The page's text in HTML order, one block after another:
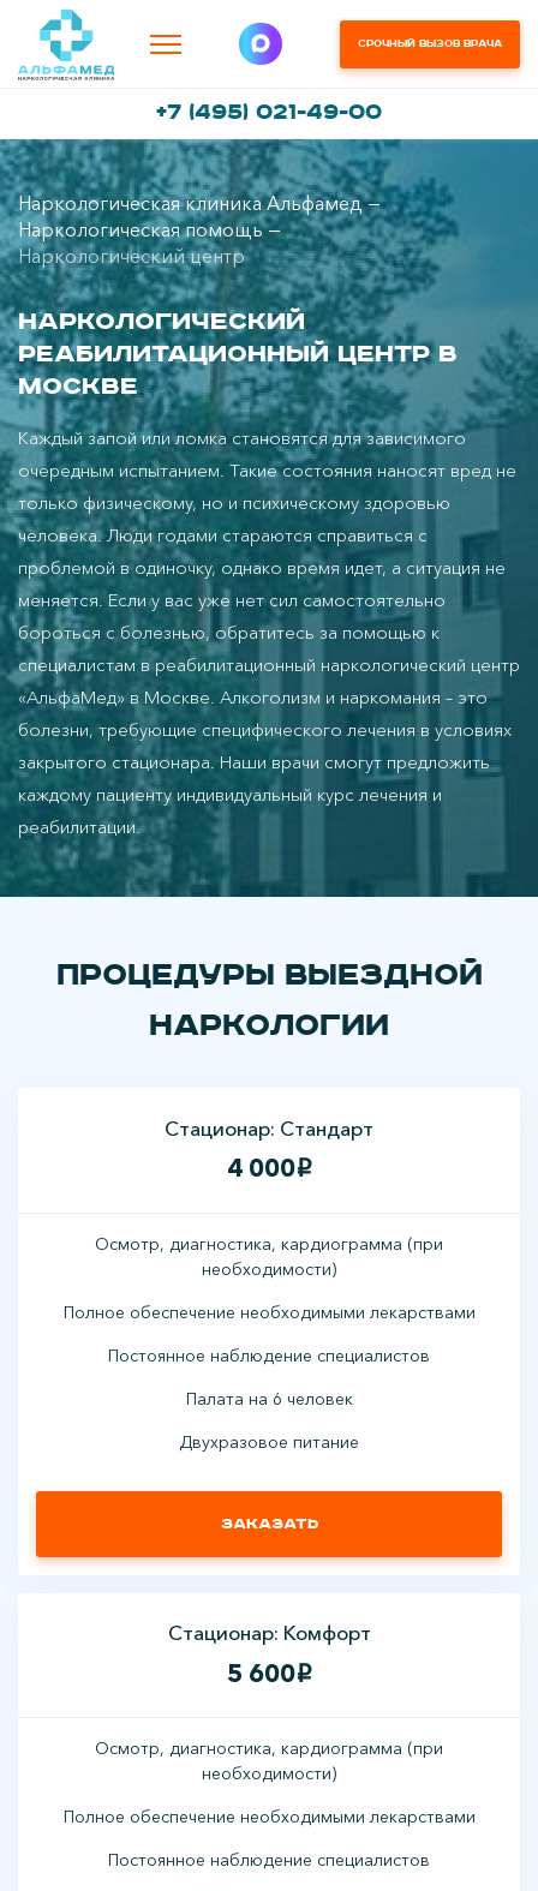
Срочный вызов врача
+7 (495) 021-49-00
Наркологическая клиника Альфамед
Наркологическая помощь
Наркологический центр
Наркологический
реабилитационный центр в
Москве
Каждый запой или ломка становятся для зависимого
очередным испытанием. Такие состояния наносят вред не
только физическому, но и психическому здоровью
человека. Люди годами стараются справиться с
проблемой в одиночку, однако время идет, а ситуация не
меняется. Если у вас уже нет сил самостоятельно
бороться с болезнью, обратитесь за помощью к
специалистам в реабилитационный наркологический центр
«АльфаМед» в Москве. Алкоголизм и наркомания – это
болезни, требующие специфического лечения в условиях
закрытого стационара. Наши врачи смогут предложить
каждому пациенту индивидуальный курс лечения и
реабилитации.
Процедуры выездной
наркологии
Стационар: Стандарт
4 000i
Осмотр, диагностика, кардиограмма (при
необходимости)
Полное обеспечение необходимыми лекарствами
Постоянное наблюдение специалистов
Палата на 6 человек
Двухразовое питание
Заказать
Стационар: Комфорт
5 600i
Осмотр, диагностика, кардиограмма (при
необходимости)
Полное обеспечение необходимыми лекарствами
Постоянное наблюдение специалистов